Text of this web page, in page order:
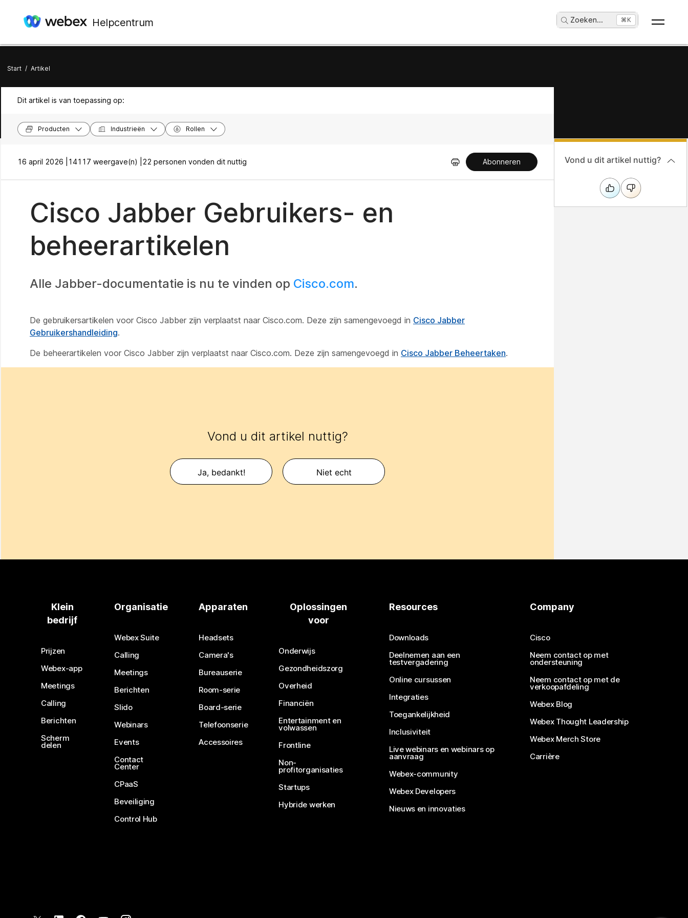
Helpcentrum Zoeken... ⌘K
Start / Artikel
Dit artikel is van toepassing op:
Producten Industrieën Rollen
16 april 2026 | 14117 weergave(n) | 22 personen vonden dit nuttig Abonneren
Cisco Jabber Gebruikers- en
beheerartikelen
Alle Jabber-documentatie is nu te vinden op Cisco.com.
De gebruikersartikelen voor Cisco Jabber zijn verplaatst naar Cisco.com. Deze zijn samengevoegd in Cisco Jabber
Gebruikershandleiding.
De beheerartikelen voor Cisco Jabber zijn verplaatst naar Cisco.com. Deze zijn samengevoegd in Cisco Jabber Beheertaken.
Vond u dit artikel nuttig?
Ja, bedankt! Niet echt
Vond u dit artikel nuttig?
Klein
bedrijf
Prijzen
Webex-app
Meetings
Calling
Berichten
Scherm
delen
Organisatie
Webex Suite
Calling
Meetings
Berichten
Slido
Webinars
Events
Contact
Center
CPaaS
Beveiliging
Control Hub
Apparaten
Headsets
Camera's
Bureauserie
Room-serie
Board-serie
Telefoonserie
Accessoires
Oplossingen
voor
Onderwijs
Gezondheidszorg
Overheid
Financiën
Entertainment en
volwassen
Frontline
Non-
profitorganisaties
Startups
Hybride werken
Resources
Downloads
Deelnemen aan een
testvergadering
Online cursussen
Integraties
Toegankelijkheid
Inclusiviteit
Live webinars en webinars op
aanvraag
Webex-community
Webex Developers
Nieuws en innovaties
Company
Cisco
Neem contact op met
ondersteuning
Neem contact op met de
verkoopafdeling
Webex Blog
Webex Thought Leadership
Webex Merch Store
Carrière